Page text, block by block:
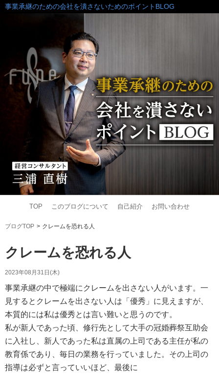
事業承継のための会社を潰さないためのポイントBLOG
TOP このブログについて 自己紹介 お問い合わせ
ブログTOP クレームを恐れる人
クレームを恐れる人
2023年08月31日(木)
事業承継の中で極端にクレームを出さない人がいます。一
見するとクレームを出さない人は「優秀」に見えますが、
本質的には私は優秀とは言い難いと思うのです。
私が新人であった頃、修行先として大手の冠婚葬祭互助会
に入社し、新人であった私は直属の上司である主任が私の
教育係であり、毎日の業務を行っていました。その上司の
指導は必ずと言っていいほど、最後に